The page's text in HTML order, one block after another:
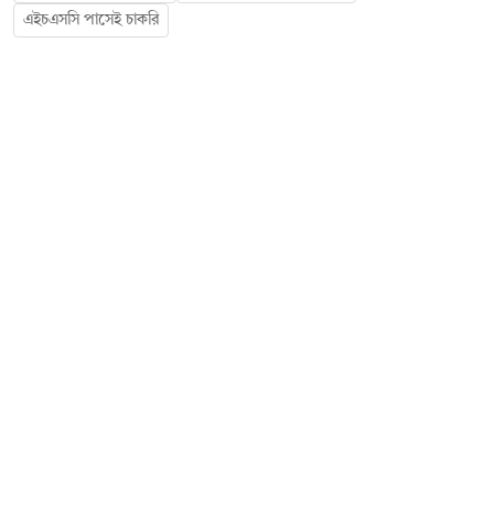
এইচএসসি পাসেই চাকরি